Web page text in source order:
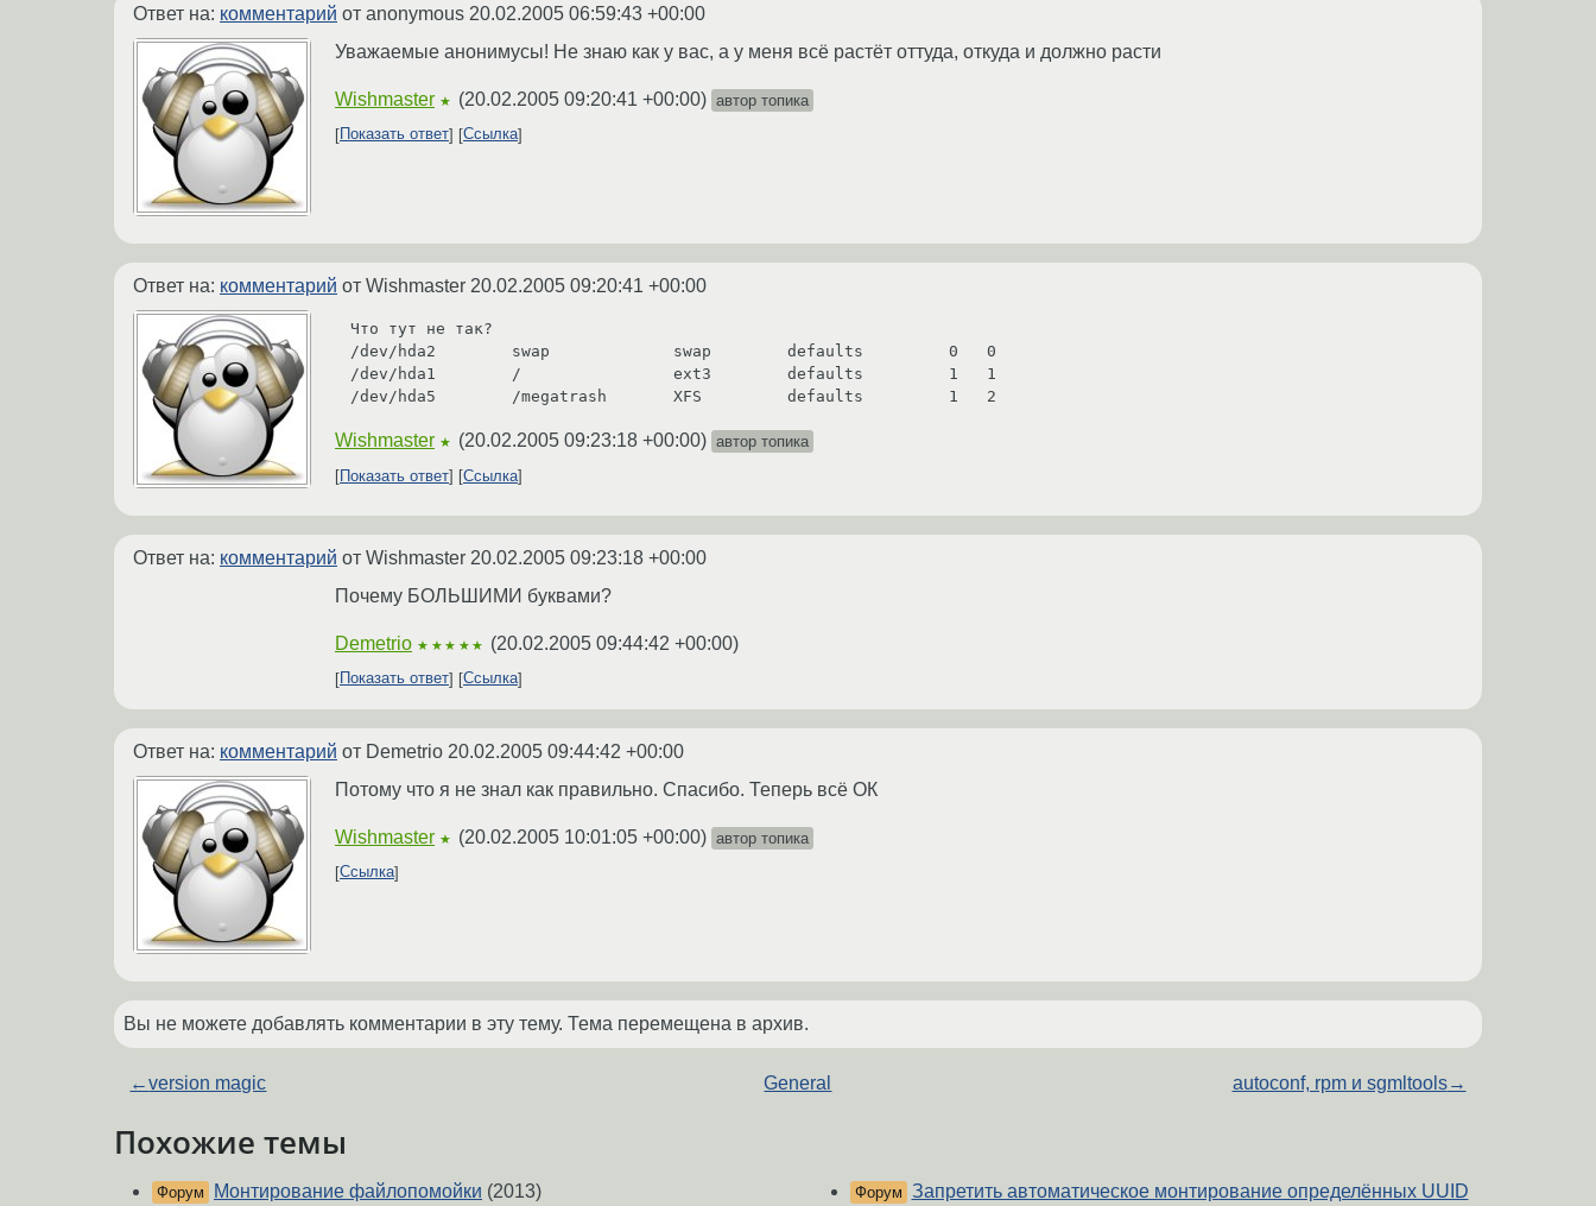
Ответ на: комментарий от anonymous 20.02.2005 06:59:43 +00:00
Уважаемые анонимусы! Не знаю как у вас, а у меня всё растёт оттуда, откуда и должно расти
Wishmaster ★ (20.02.2005 09:20:41 +00:00) автор топика
Показать ответ
Ссылка
Ответ на: комментарий от Wishmaster 20.02.2005 09:20:41 +00:00
Что тут не так?
/dev/hda2        swap             swap        defaults         0   0
/dev/hda1        /                ext3        defaults         1   1
/dev/hda5        /megatrash       XFS         defaults         1   2
Wishmaster ★ (20.02.2005 09:23:18 +00:00) автор топика
Показать ответ
Ссылка
Ответ на: комментарий от Wishmaster 20.02.2005 09:23:18 +00:00
Почему БОЛЬШИМИ буквами?
Demetrio ★★★★★ (20.02.2005 09:44:42 +00:00)
Показать ответ Ссылка
Ответ на: комментарий от Demetrio 20.02.2005 09:44:42 +00:00
Потому что я не знал как правильно. Спасибо. Теперь всё ОК
Wishmaster ★ (20.02.2005 10:01:05 +00:00) автор топика
Ссылка
Вы не можете добавлять комментарии в эту тему. Тема перемещена в архив.
←version magic General autoconf, rpm и sgmltools→
Похожие темы
Форум Монтирование файлопомойки (2013) Форум Запретить автоматическое монтирование определённых UUID